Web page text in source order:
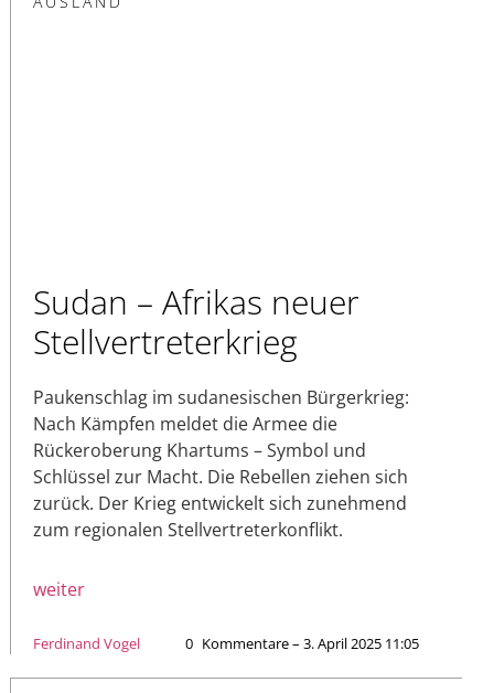
Sudan – Afrikas neuer
Stellvertreterkrieg
Paukenschlag im sudanesischen Bürgerkrieg:
Nach Kämpfen meldet die Armee die
Rückeroberung Khartums – Symbol und
Schlüssel zur Macht. Die Rebellen ziehen sich
zurück. Der Krieg entwickelt sich zunehmend
zum regionalen Stellvertreterkonflikt.
weiter
Ferdinand Vogel 0 Kommentare – 3. April 2025 11:05